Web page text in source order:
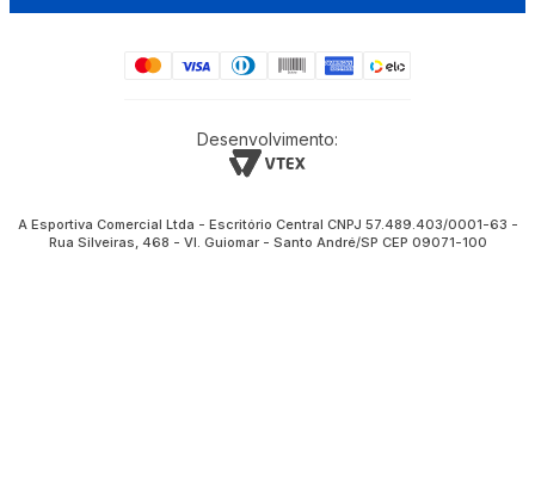
Desenvolvimento:
A Esportiva Comercial Ltda - Escritório Central CNPJ 57.489.403/0001-63 -
Rua Silveiras, 468 - Vl. Guiomar - Santo André/SP CEP 09071-100